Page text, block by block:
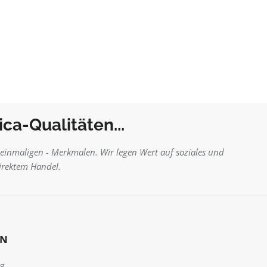
Qualitäten...
- Merkmalen. Wir legen Wert auf soziales und
Handel.